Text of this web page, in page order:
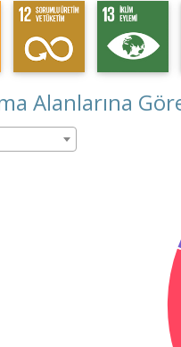
Alanlarına